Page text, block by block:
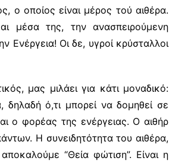
ο οποίος είναι μέρος τού αιθέρα.
μέσα της, την ανασπειρούμενη
Ενέργεια! Οι δε, υγροί κρύσταλλοι
μας μιλάει για κάτι μοναδικό:
δηλαδή ό,τι μπορεί να δομηθεί σε
ο φορέας της ενέργειας. Ο αιθήρ
Η συνειδητότητα του αιθέρα,
“Θεία φώτιση”. Είναι η